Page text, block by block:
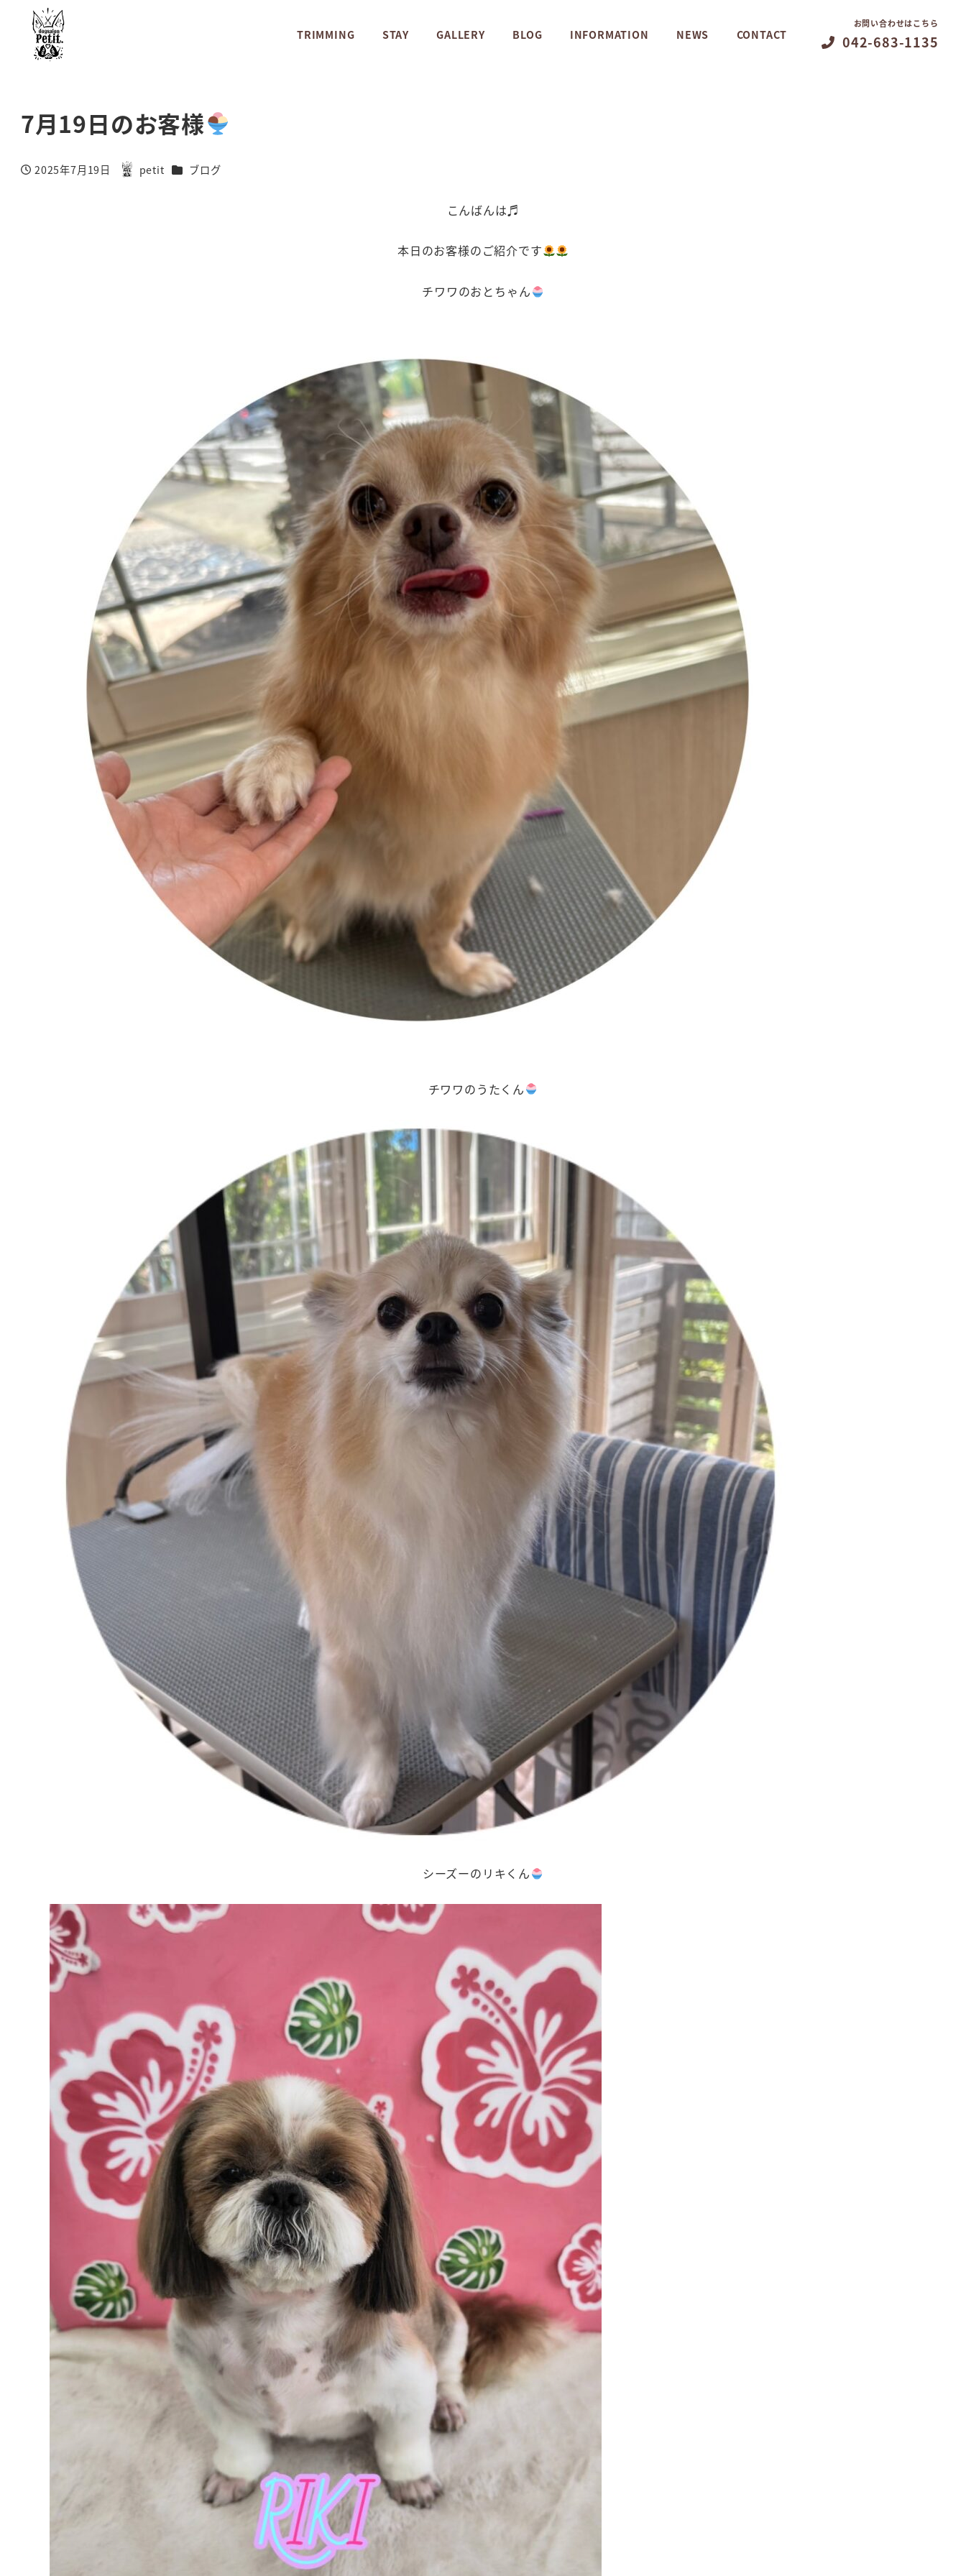
TRIMMING STAY GALLERY BLOG INFORMATION NEWS CONTACT
お問い合わせはこちら
042-683-1135
7月19日のお客様
投稿日
2025年7月19日
著
petit カテゴリー
ブログ
こんばんは♬
本日のお客様のご紹介です
チワワのおとちゃん
チワワのうたくん
シーズーのリキくん